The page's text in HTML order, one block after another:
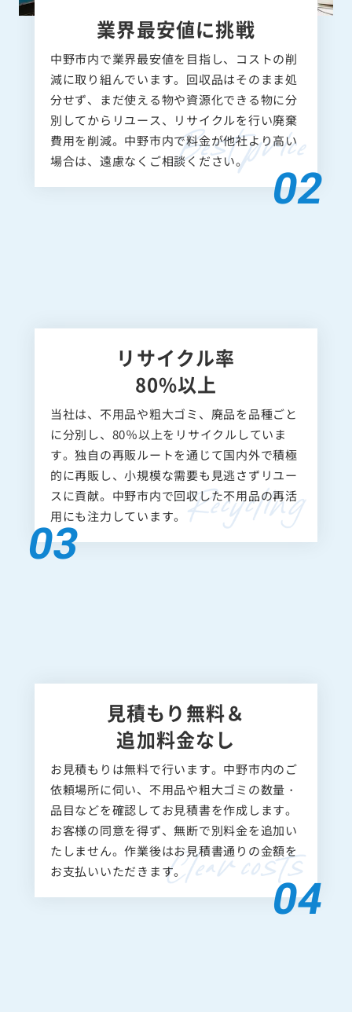
業界最安値に挑戦
中野市内で業界最安値を目指し、コストの削
減に取り組んでいます。回収品はそのまま処
分せず、まだ使える物や資源化できる物に分
別してからリユース、リサイクルを行い廃棄
費用を削減。中野市内で料金が他社より高い
場合は、遠慮なくご相談ください。
リサイクル率
80%以上
当社は、不用品や粗大ゴミ、廃品を品種ごと
に分別し、80％以上をリサイクルしていま
す。独自の再販ルートを通じて国内外で積極
的に再販し、小規模な需要も見逃さずリユー
スに貢献。中野市内で回収した不用品の再活
用にも注力しています。
見積もり無料＆
追加料金なし
お見積もりは無料で行います。中野市内のご
依頼場所に伺い、不用品や粗大ゴミの数量・
品目などを確認してお見積書を作成します。
お客様の同意を得ず、無断で別料金を追加い
たしません。作業後はお見積書通りの金額を
お支払いいただきます。